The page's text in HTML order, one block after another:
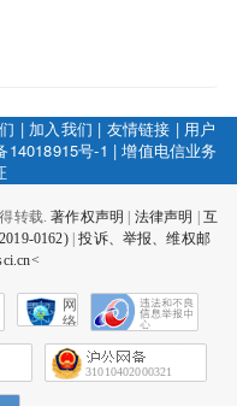
| 加入我们 | 友情链接 | 用户
14018915号-1 |增值电信业务
得转载.著作权声明 法律声明
互
0162)|投诉、举报、维权邮
网
络
会
征
31010402000321